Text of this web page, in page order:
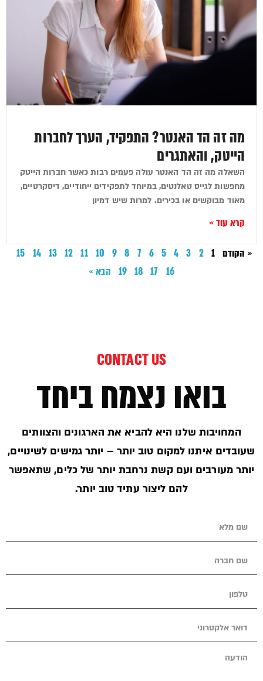
מה זה הד האנטר? התפקיד, הערך לחברות
הייטק, והאתגרים
השאלה מה זה הד האנטר עולה פעמים רבות כאשר חברות הייטק
מחפשות לגייס טאלנטים, במיוחד לתפקידים ייחודיים, דיסקרטיים,
מאוד מבוקשים או בכירים. למרות שיש דמיון
קרא עוד »
« הקודם 1
2
3
4
5
6
7
8
9
10
11
12
13
14
15
16
17
18
19 הבא »
CONTACT US
בואו נצמח ביחד
המחויבות שלנו היא להביא את הארגונים והצוותים
שעובדים איתנו למקום טוב יותר – יותר גמישים לשינויים,
יותר מעורבים ועם קשת נרחבת יותר של כלים, שתאפשר
להם ליצור עתיד טוב יותר.